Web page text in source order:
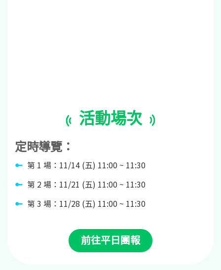
活動場次
定時導覽：
第 1 場：11/14 (五) 11:00 ~ 11:30
第 2 場：11/21 (五) 11:00 ~ 11:30
第 3 場：11/28 (五) 11:00 ~ 11:30
前往平日團報